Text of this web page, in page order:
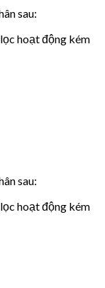
sau:
hoạt động kém
sau:
hoạt động kém